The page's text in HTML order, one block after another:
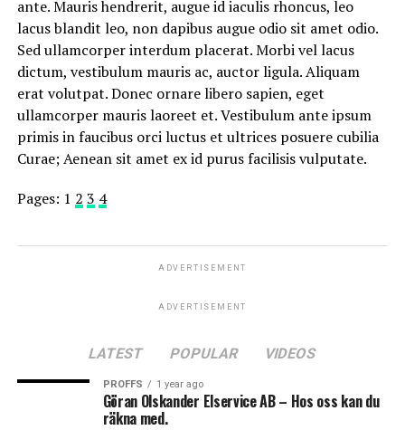
ante. Mauris hendrerit, augue id iaculis rhoncus, leo
lacus blandit leo, non dapibus augue odio sit amet odio.
Sed ullamcorper interdum placerat. Morbi vel lacus
dictum, vestibulum mauris ac, auctor ligula. Aliquam
erat volutpat. Donec ornare libero sapien, eget
ullamcorper mauris laoreet et. Vestibulum ante ipsum
primis in faucibus orci luctus et ultrices posuere cubilia
Curae; Aenean sit amet ex id purus facilisis vulputate.
Pages: 1 2 3 4
ADVERTISEMENT
ADVERTISEMENT
LATEST POPULAR VIDEOS
PROFFS 1 year ago
Göran Olskander Elservice AB – Hos oss kan du
räkna med.